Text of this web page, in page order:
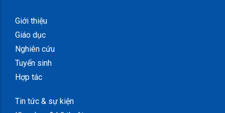
Giới thiệu
Giáo dục
Nghiên cứu
Tuyển sinh
Hợp tác
Tin tức & sự kiện